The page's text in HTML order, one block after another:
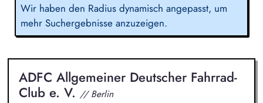
Wir haben den Radius dynamisch angepasst, um
mehr Suchergebnisse anzuzeigen.
ADFC Allgemeiner Deutscher Fahrrad-
Club e. V. // Berlin